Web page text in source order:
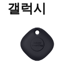
갤럭시